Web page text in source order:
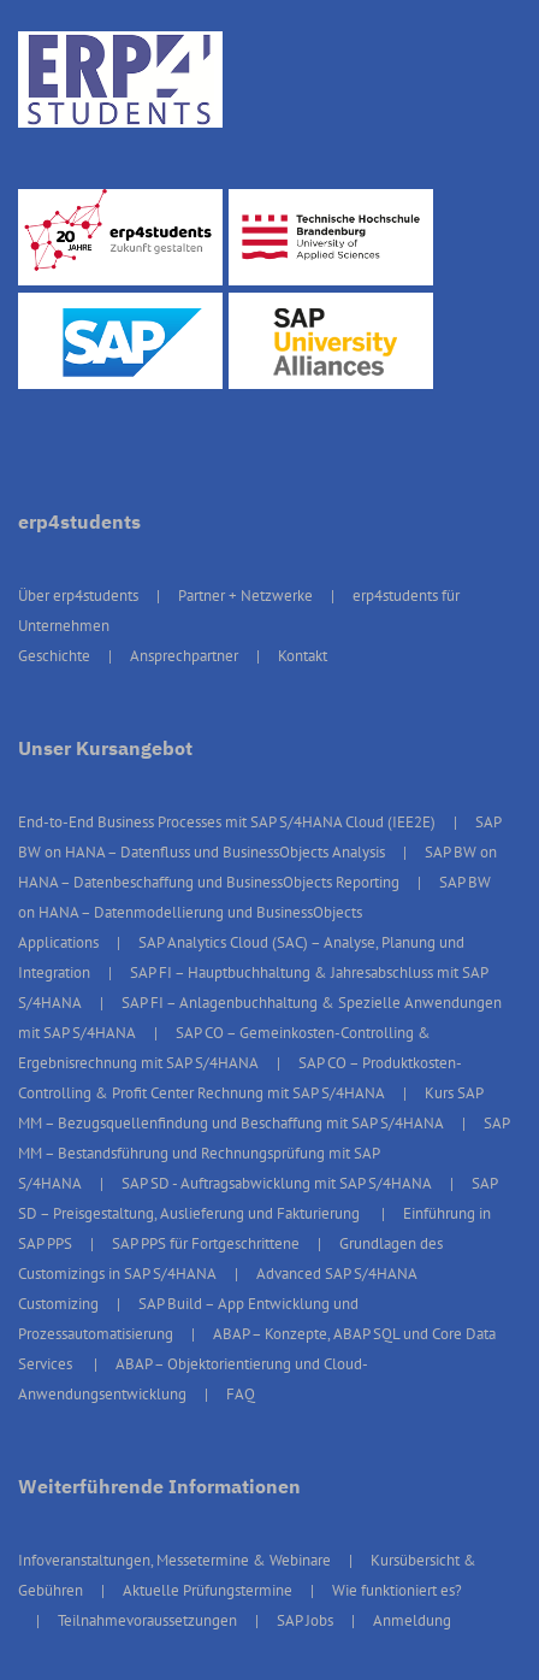
erp4students
Über erp4students Partner + Netzwerke
erp4students für
Unternehmen
Geschichte
Ansprechpartner Kontakt
Unser Kursangebot
End-to-End Business Processes mit SAP S/4HANA Cloud (IEE2E)
SAP
BW on HANA – Datenfluss und BusinessObjects Analysis
SAP BW on
HANA – Datenbeschaffung und BusinessObjects Reporting
SAP BW
on HANA – Datenmodellierung und BusinessObjects
Applications
SAP Analytics Cloud (SAC) – Analyse, Planung und
Integration
SAP FI – Hauptbuchhaltung & Jahresabschluss mit SAP
S/4HANA
SAP FI – Anlagenbuchhaltung & Spezielle Anwendungen
mit SAP S/4HANA
SAP CO – Gemeinkosten-Controlling &
Ergebnisrechnung mit SAP S/4HANA
SAP CO – Produktkosten-
Controlling & Profit Center Rechnung mit SAP S/4HANA
Kurs SAP
MM – Bezugsquellenfindung und Beschaffung mit SAP S/4HANA
SAP
MM – Bestandsführung und Rechnungsprüfung mit SAP
S/4HANA
SAP SD - Auftragsabwicklung mit SAP S/4HANA
SAP
SD – Preisgestaltung, Auslieferung und Fakturierung
Einführung in
SAP PPS
SAP PPS für Fortgeschrittene
Grundlagen des
Customizings in SAP S/4HANA
Advanced SAP S/4HANA
Customizing
SAP Build – App Entwicklung und
Prozessautomatisierung
ABAP – Konzepte, ABAP SQL und Core Data
Services
ABAP – Objektorientierung und Cloud-
Anwendungsentwicklung
FAQ
Weiterführende Informationen
Infoveranstaltungen, Messetermine & Webinare
Kursübersicht &
Gebühren
Aktuelle Prüfungstermine
Wie funktioniert es?
Teilnahmevoraussetzungen
SAP Jobs Anmeldung